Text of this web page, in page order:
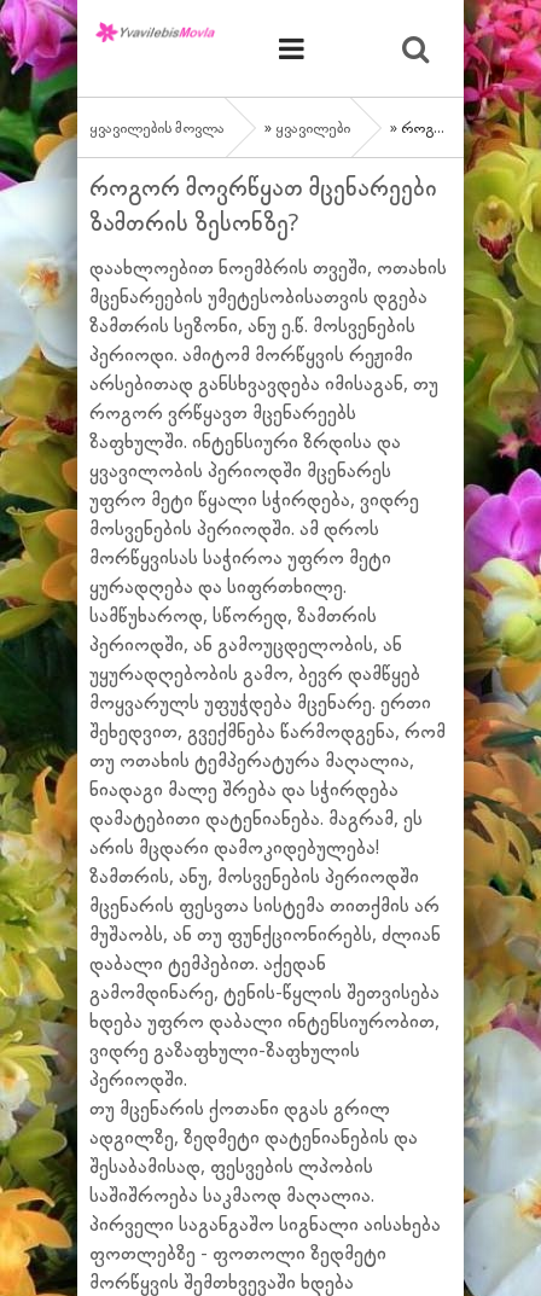
ყვავილების მოვლა » ყვავილები » როგორ მოვრწყათ მცენარეები ზამთრის ზესონზე?
როგორ მოვრწყათ მცენარეები
ზამთრის ზესონზე?
დაახლოებით ნოემბრის თვეში, ოთახის
მცენარეების უმეტესობისათვის დგება
ზამთრის სეზონი, ანუ ე.წ. მოსვენების
პერიოდი. ამიტომ მორწყვის რეჟიმი
არსებითად განსხვავდება იმისაგან, თუ
როგორ ვრწყავთ მცენარეებს
ზაფხულში. ინტენსიური ზრდისა და
ყვავილობის პერიოდში მცენარეს
უფრო მეტი წყალი სჭირდება, ვიდრე
მოსვენების პერიოდში. ამ დროს
მორწყვისას საჭიროა უფრო მეტი
ყურადღება და სიფრთხილე.
სამწუხაროდ, სწორედ, ზამთრის
პერიოდში, ან გამოუცდელობის, ან
უყურადღებობის გამო, ბევრ დამწყებ
მოყვარულს უფუჭდება მცენარე. ერთი
შეხედვით, გვექმნება წარმოდგენა, რომ
თუ ოთახის ტემპერატურა მაღალია,
ნიადაგი მალე შრება და სჭირდება
დამატებითი დატენიანება. მაგრამ, ეს
არის მცდარი დამოკიდებულება!
ზამთრის, ანუ, მოსვენების პერიოდში
მცენარის ფესვთა სისტემა თითქმის არ
მუშაობს, ან თუ ფუნქციონირებს, ძლიან
დაბალი ტემპებით. აქედან
გამომდინარე, ტენის-წყლის შეთვისება
ხდება უფრო დაბალი ინტენსიურობით,
ვიდრე გაზაფხული-ზაფხულის
პერიოდში.
თუ მცენარის ქოთანი დგას გრილ
ადგილზე, ზედმეტი დატენიანების და
შესაბამისად, ფესვების ლპობის
საშიშროება საკმაოდ მაღალია.
პირველი საგანგაშო სიგნალი აისახება
ფოთლებზე - ფოთოლი ზედმეტი
მორწყვის შემთხვევაში ხდება